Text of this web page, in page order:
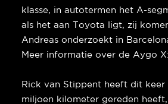
klasse, in autotermen het A-
als het aan Toyota ligt, zij
Andreas onderzoekt in
Meer informatie over de Aygo X:
Rick van Stippent heeft dit keer
miljoen kilometer gereden